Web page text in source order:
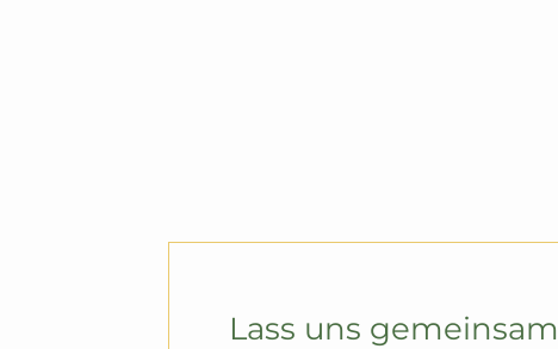
Lass uns gemeinsam